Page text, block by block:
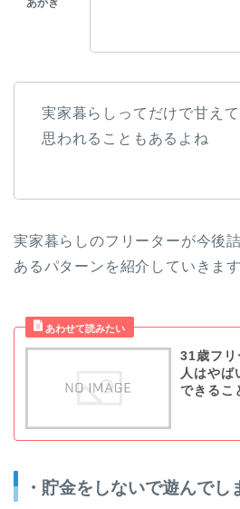
実家暮らしってだけで甘え
思われることもあるよね
実家暮らしのフリーターが今後
あるパターンを紹介していきます
31歳フリ
人はや
できるこ
・貯金をしないで遊んでし